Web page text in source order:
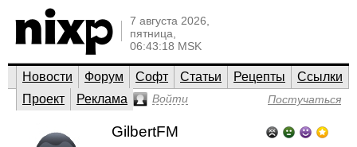
7 августа 2026,
пятница,
06:43:18 MSK
Новости Форум Софт Статьи Рецепты
Ссылки
Проект
Реклама Войти Постучаться
GilbertFM